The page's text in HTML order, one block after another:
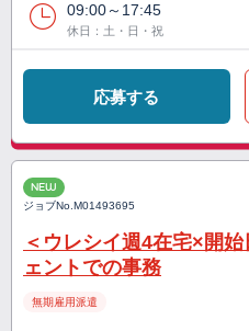
09:00～17:45
休日：土・日・祝
応募する
NEW
ジョブNo.M01493695
＜ウレシイ週4在宅×開
ェントでの事務
無期雇用派遣